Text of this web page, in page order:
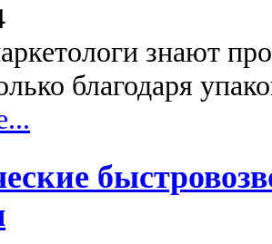
знают
благодаря